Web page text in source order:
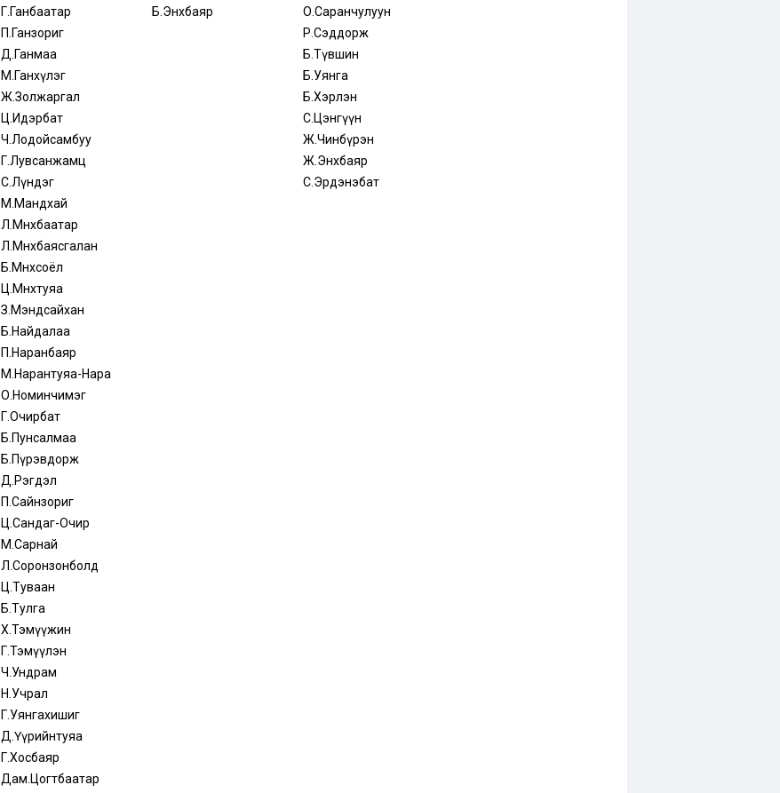
Г.Ганбаатар
П.Ганзориг
Д.Ганмаа
М.Ганхүлэг
Ж.Золжаргал
Ц.Идэрбат
Ч.Лодойсамбуу
Г.Лувсанжамц
С.Лүндэг
М.Мандхай
Л.Мөнхбаатар
Л.Мөнхбаясгалан
Б.Мөнхсоёл
Ц.Мөнхтуяа
З.Мэндсайхан
Б.Найдалаа
П.Наранбаяр
М.Нарантуяа-Нара
О.Номинчимэг
Г.Очирбат
Б.Пунсалмаа
Б.Пүрэвдорж
Д.Рэгдэл
П.Сайнзориг
Ц.Сандаг-Очир
М.Сарнай
Л.Соронзонболд
Ц.Туваан
Б.Тулга
Х.Тэмүүжин
Г.Тэмүүлэн
Ч.Ундрам
Н.Учрал
Г.Уянгахишиг
Д.Үүрийнтуяа
Г.Хосбаяр
Дам.Цогтбаатар
Б.Энхбаяр
О.Саранчулуун
Р.Сэддорж
Б.Түвшин
Б.Уянга
Б.Хэрлэн
С.Цэнгүүн
Ж.Чинбүрэн
Ж.Энхбаяр
С.Эрдэнэбат